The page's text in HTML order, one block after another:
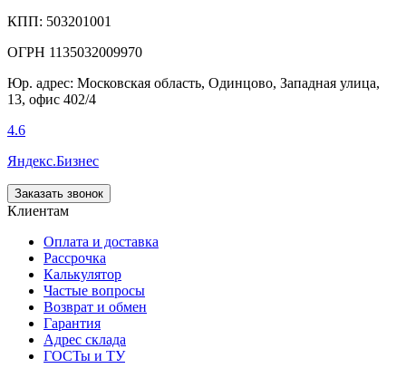
КПП: 503201001
ОГРН 1135032009970
Юр. адрес: Московская область, Одинцово, Западная улица,
13, офис 402/4
4.6
Яндекс.Бизнес
Заказать звонок
Клиентам
Оплата и доставка
Рассрочка
Калькулятор
Частые вопросы
Возврат и обмен
Гарантия
Адрес склада
ГОСТы и ТУ